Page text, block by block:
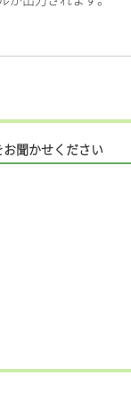
聞かせください